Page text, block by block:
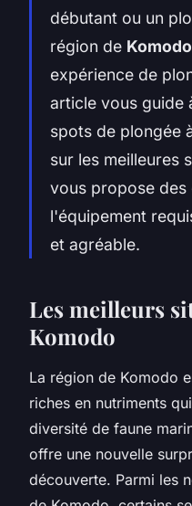
débutant ou un
région de Komodo
expérience de
article vous guide
spots de plongée
sur les meilleures
vous propose des
l'équipement
et agréable.
Les meilleurs
Komodo
La région de Komodo
riches en nutriments
diversité de faune
offre une nouvelle
découverte. Parmi les